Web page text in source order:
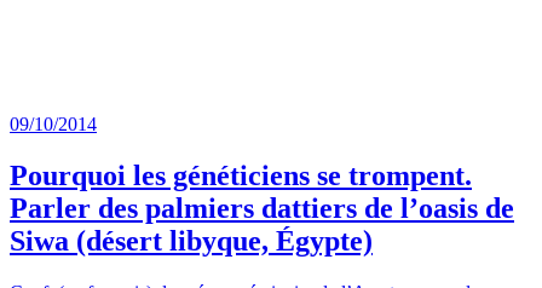
09/10/2014
Pourquoi les généticiens se trompent.
Parler des palmiers dattiers de l’oasis de
Siwa (désert libyque, Égypte)